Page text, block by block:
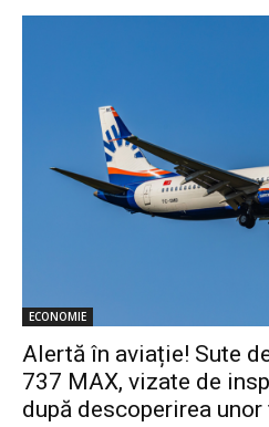
ECONOMIE
Alertă în aviație! Sute
737 MAX, vizate de
după descoperirea